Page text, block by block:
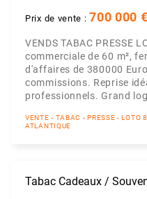
Prix de vente : 700 000 €
VENDS TABAC PRESSE
commerciale de 60 m²,
d'affaires de 380000
commissions. Reprise
professionnels. Grand
VENTE - TABAC - PRESSE - LOTO
ATLANTIQUE
Tabac Cadeaux /